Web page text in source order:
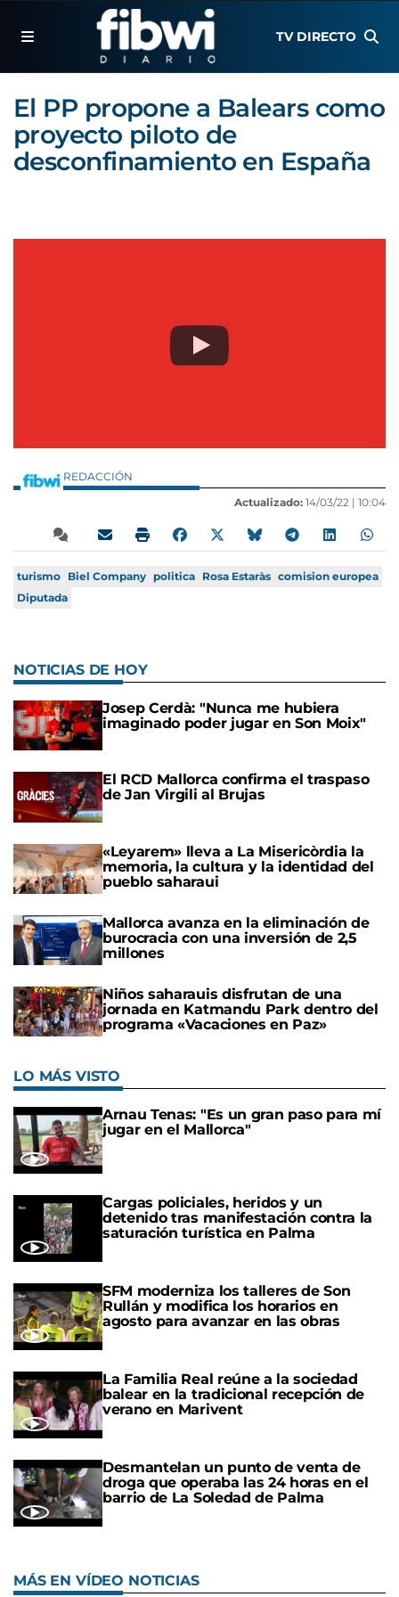
TV DIRECTO
El PP propone a Balears como
proyecto piloto de
desconfinamiento en España
REDACCIÓN
Actualizado: 14/03/22 | 10:04
turismo Biel Company politica Rosa Estaràs comision europea
Diputada
NOTICIAS DE HOY
Josep Cerdà: "Nunca me hubiera
imaginado poder jugar en Son Moix"
El RCD Mallorca confirma el traspaso
de Jan Virgili al Brujas
«Leyarem» lleva a La Misericòrdia la
memoria, la cultura y la identidad del
pueblo saharaui
Mallorca avanza en la eliminación de
burocracia con una inversión de 2,5
millones
Niños saharauis disfrutan de una
jornada en Katmandu Park dentro del
programa «Vacaciones en Paz»
LO MÁS VISTO
Arnau Tenas: "Es un gran paso para mí
jugar en el Mallorca"
Cargas policiales, heridos y un
detenido tras manifestación contra la
saturación turística en Palma
SFM moderniza los talleres de Son
Rullán y modifica los horarios en
agosto para avanzar en las obras
La Familia Real reúne a la sociedad
balear en la tradicional recepción de
verano en Marivent
Desmantelan un punto de venta de
droga que operaba las 24 horas en el
barrio de La Soledad de Palma
MÁS EN VÍDEO NOTICIAS